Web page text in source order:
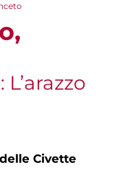
Civette